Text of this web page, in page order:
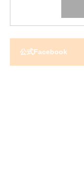
公式Facebook